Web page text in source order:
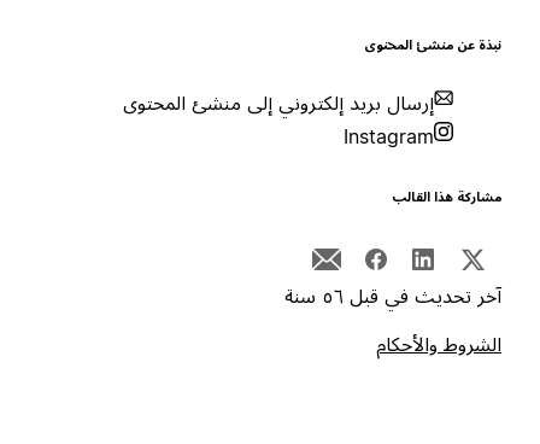
عن منشئ المحتوى
إرسال بريد إلكتروني إلى منشئ المحتوى
Instagram
هذا القالب
تحديث في قبل ٥٦ سنة
والأحكام